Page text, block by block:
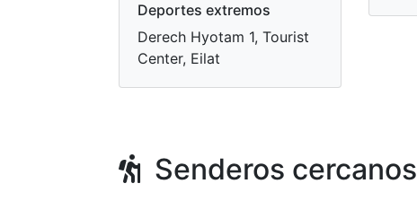
Deportes extremos
Derech Hyotam 1, Tourist
Center, Eilat
Senderos cercanos